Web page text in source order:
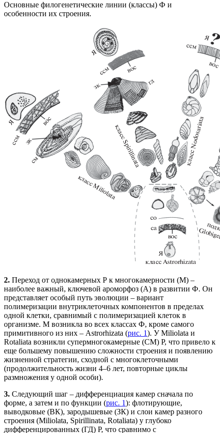
Основные филогенетические линии (классы) Ф и
особенности их строения.
2. Переход от однокамерных Р к многокамерности (М) –
наиболее важный, ключевой ароморфоз (А) в развитии Ф. Он
представляет особый путь эволюции – вариант
полимеризации внутриклеточных компонентов в пределах
одной клетки, сравнимый с полимеризацией клеток в
организме. М возникла во всех классах Ф, кроме самого
примитивного из них – Astrorhizata (рис. 1). У Miliolata и
Rotaliata возникли супермногокамерные (СМ) Р, что привело к
еще большему повышению сложности строения и появлению
жизненной стратегии, сходной с многоклеточными
(продолжительность жизни 4–6 лет, повторные циклы
размножения у одной особи).
3. Следующий шаг – дифференциация камер сначала по
форме, а затем и по функции (рис. 1): флотирующие,
выводковые (ВК), зародышевые (ЗК) и слои камер разного
строения (Miliolata, Spirillinata, Rotaliata) у глубоко
дифференцированных (ГД) Р, что сравнимо с